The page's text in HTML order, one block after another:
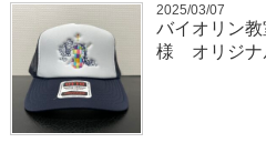
2025/03/07
バイオリン
様 オリジナ